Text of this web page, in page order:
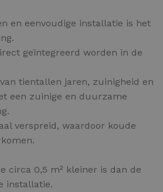
en eenvoudige installatie is het
geïntegreerd worden in de
tientallen jaren, zuinigheid en
een zuinige en duurzame
verspreid, waardoor koude
circa 0,5 m² kleiner is dan de
installatie.